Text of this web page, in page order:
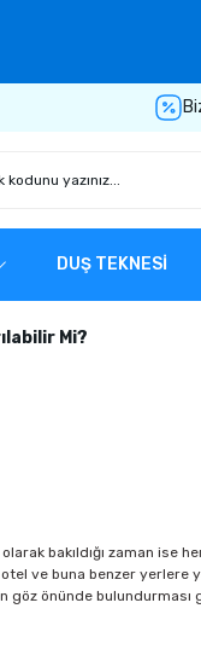
DUŞ TEKNESİ
Mi?
bakıldığı zaman
ve buna benzer
göz önünde